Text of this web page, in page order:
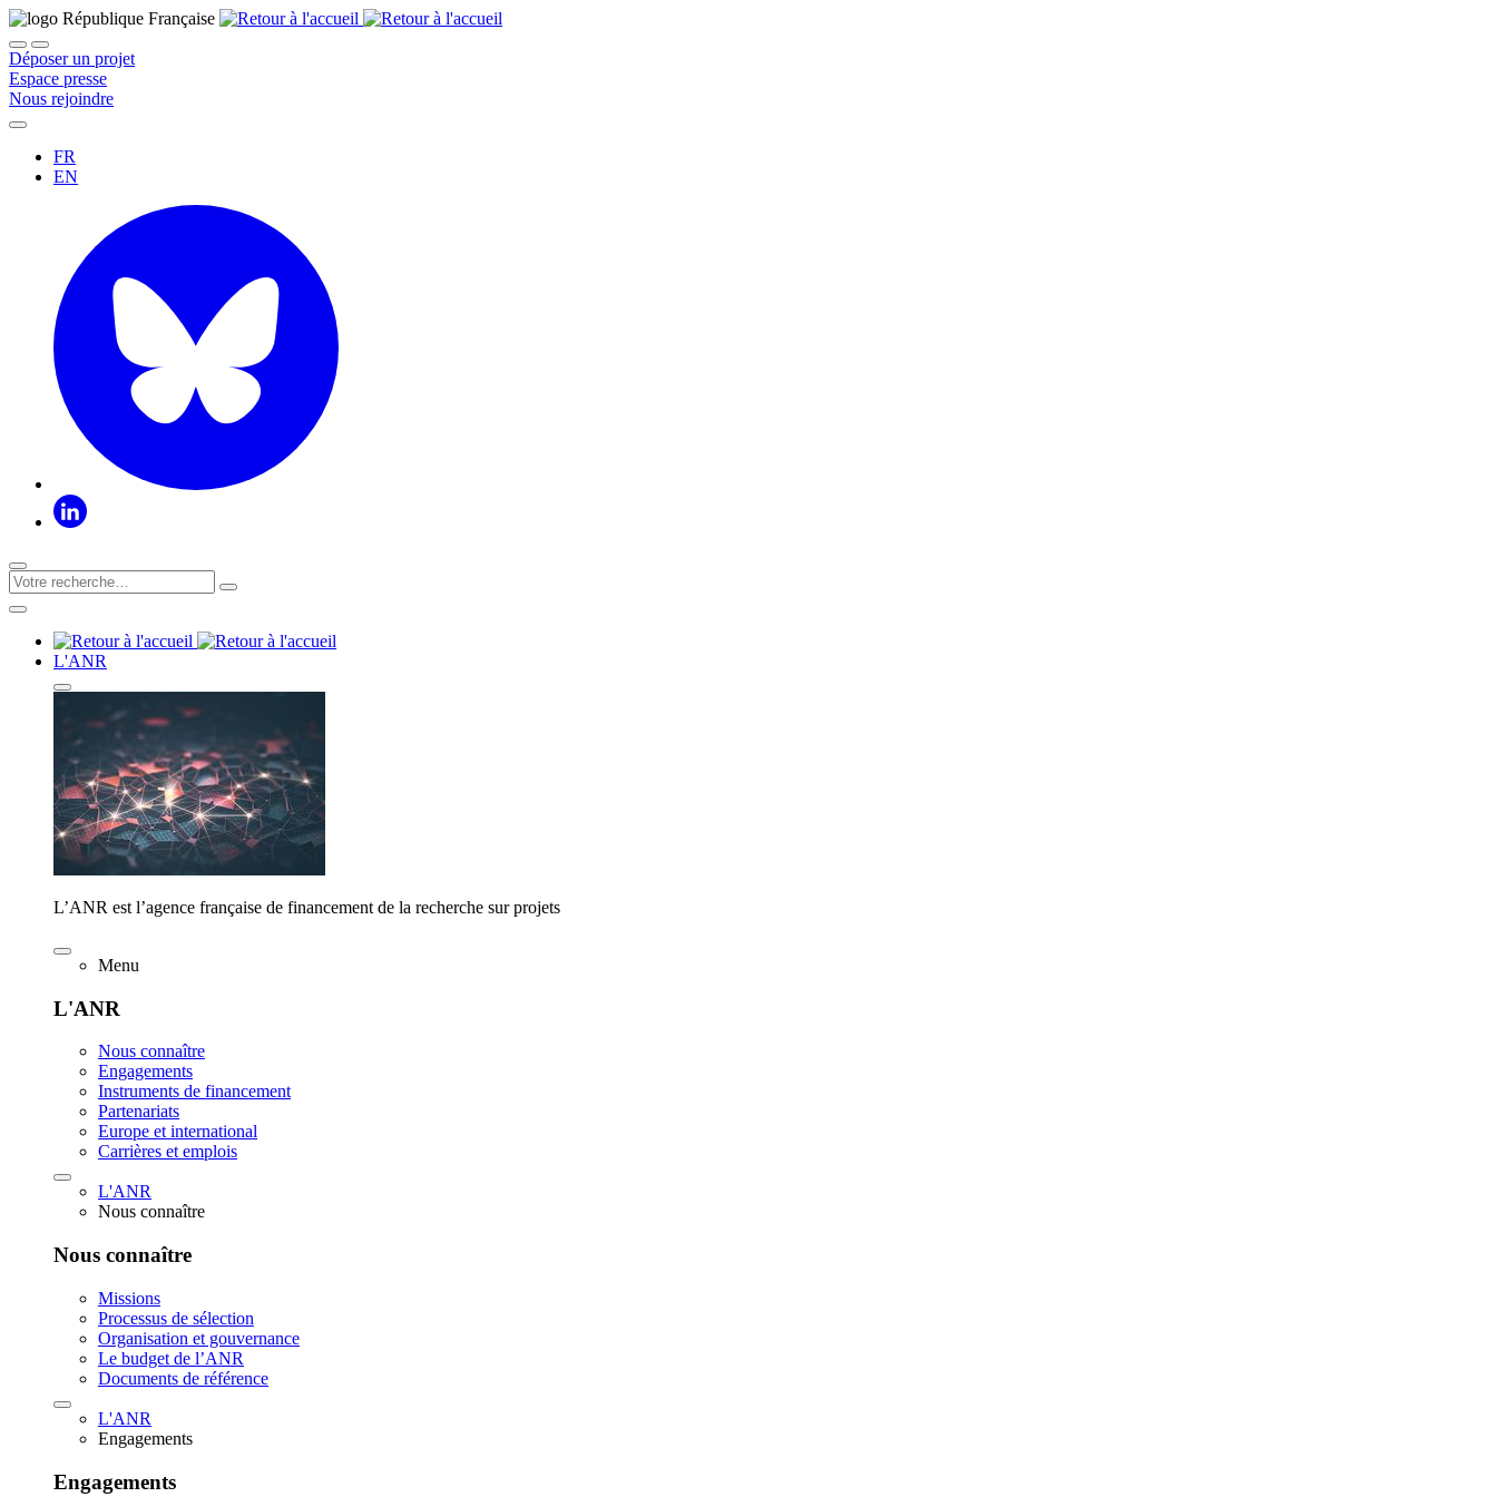
Déposer un projet
Espace presse
Nous rejoindre
FR
EN
L'ANR
L’ANR est l’agence française de financement de la recherche sur projets
Menu
L'ANR
Nous connaître
Engagements
Instruments de financement
Partenariats
Europe et international
Carrières et emplois
L'ANR
Nous connaître
Nous connaître
Missions
Processus de sélection
Organisation et gouvernance
Le budget de l’ANR
Documents de référence
L'ANR
Engagements
Engagements